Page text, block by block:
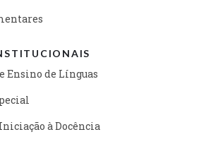
Ensino de Línguas
à Docência